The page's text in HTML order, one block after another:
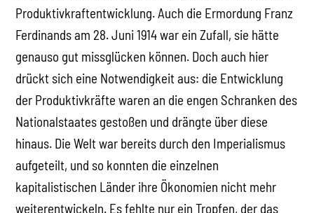
Produktivkraftentwicklung. Auch die Ermordung Franz
Ferdinands am 28. Juni 1914 war ein Zufall, sie hätte
genauso gut missglücken können. Doch auch hier
drückt sich eine Notwendigkeit aus: die Entwicklung
der Produktivkräfte waren an die engen Schranken des
Nationalstaates gestoßen und drängte über diese
hinaus. Die Welt war bereits durch den Imperialismus
aufgeteilt, und so konnten die einzelnen
kapitalistischen Länder ihre Ökonomien nicht mehr
weiterentwickeln. Es fehlte nur ein Tropfen, der das